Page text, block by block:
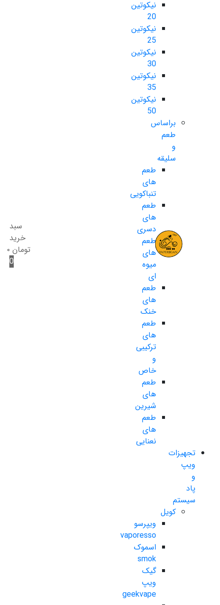
نیکوتین
20
نیکوتین
25
نیکوتین
30
نیکوتین
35
نیکوتین
50
براساس
طعم
و
سلیقه
طعم
های
تنباکویی
طعم
های
دسری
طعم
های
میوه
ای
طعم
های
خنک
طعم
های
ترکیبی
و
خاص
طعم
های
شیرین
طعم
های
نعنایی
تجهیزات
ویپ
و
پاد
سیستم
کویل
ویپرسو
vaporesso
اسموک
smok
گیک
ویپ
geekvape
سبد
خرید
تومان ۰
0